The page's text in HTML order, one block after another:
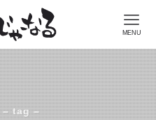
MENU
– tag –